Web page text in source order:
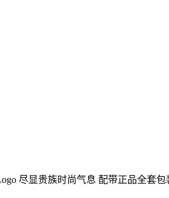
尽显贵族时尚气息 配带正品全套包